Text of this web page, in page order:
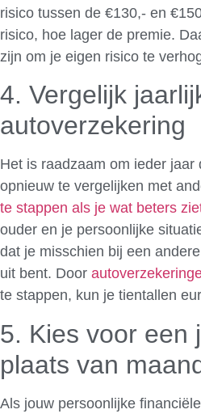
risico tussen de €130,- en
risico, hoe lager de premie.
zijn om je eigen risico te
4. Vergelijk
autoverzekering
Het is raadzaam om ieder jaar
opnieuw te vergelijken met
te stappen als je wat beters
ouder en je persoonlijke
dat je misschien bij een
uit bent. Door
te stappen, kun je tientallen
5. Kies voor een
plaats van
Als jouw persoonlijke